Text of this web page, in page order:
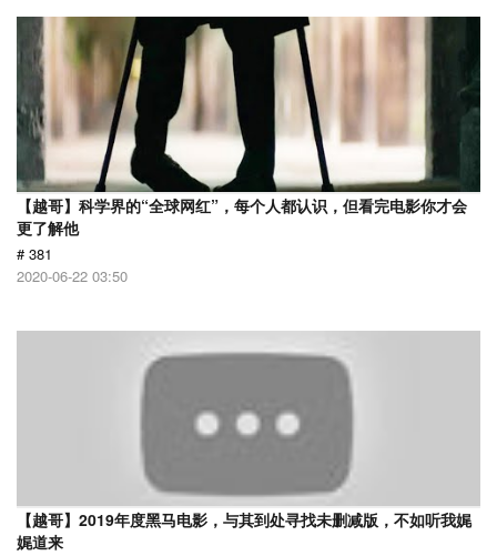
【越哥】科学界的“全球网红”，每个人都认识，但看完电影你才会
更了解他
# 381
2020-06-22 03:50
【越哥】2019年度黑马电影，与其到处寻找未删减版，不如听我娓
娓道来